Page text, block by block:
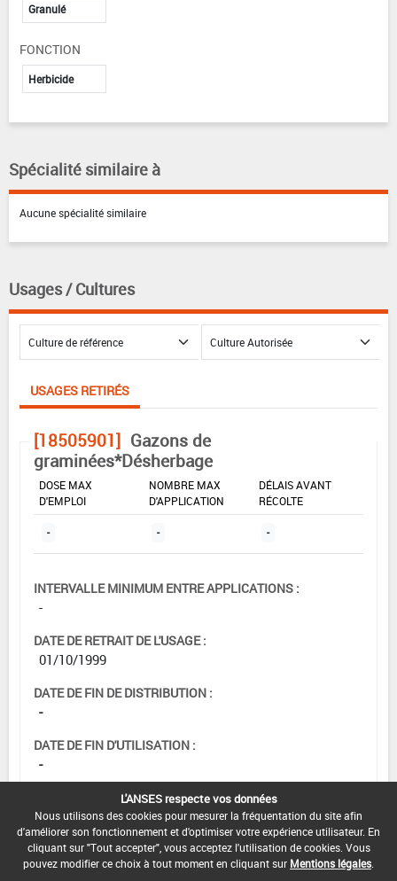
Granulé
FONCTION
Herbicide
Spécialité similaire à
Aucune spécialité similaire
Usages / Cultures
USAGES RETIRÉS
[18505901] Gazons de
graminées*Désherbage
DOSE MAX
D'EMPLOI
NOMBRE MAX
D'APPLICATION
DÉLAIS AVANT
RÉCOLTE
- - -
INTERVALLE MINIMUM ENTRE APPLICATIONS :
-
DATE DE RETRAIT DE L'USAGE :
01/10/1999
DATE DE FIN DE DISTRIBUTION :
-
DATE DE FIN D'UTILISATION :
-
L'ANSES respecte vos données
Nous utilisons des cookies pour mesurer la fréquentation du site afin
d'améliorer son fonctionnement et d'optimiser votre expérience utilisateur. En
cliquant sur "Tout accepter", vous acceptez l'utilisation de cookies. Vous
pouvez modifier ce choix à tout moment en cliquant sur Mentions légales